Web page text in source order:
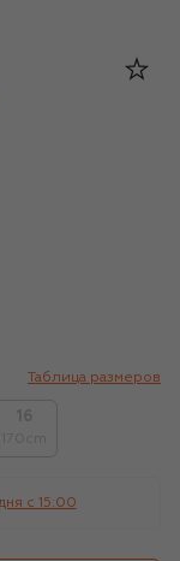
Таблица размеров
c 15:00